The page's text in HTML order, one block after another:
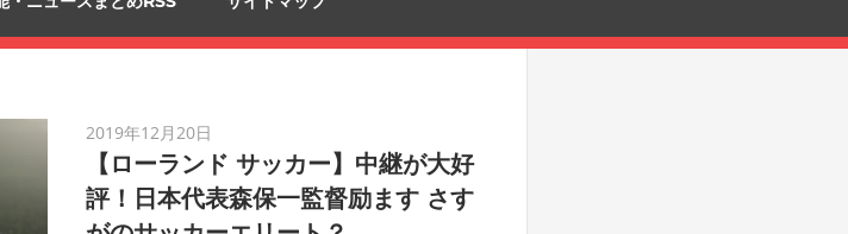
2019年12月20日
【ローランド サッカー】中継が大好
評！日本代表森保一監督励ます さす